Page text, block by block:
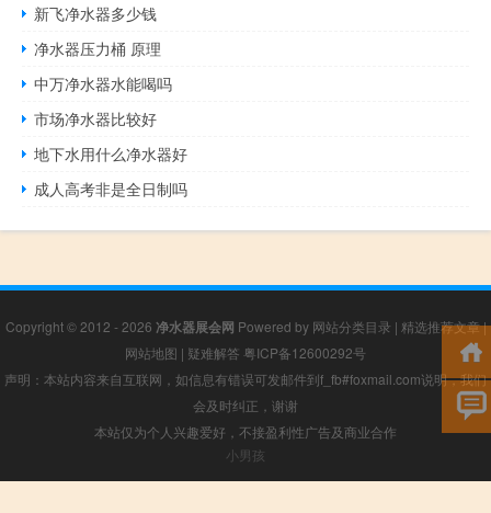
新飞净水器多少钱
净水器压力桶 原理
中万净水器水能喝吗
市场净水器比较好
地下水用什么净水器好
成人高考非是全日制吗
Copyright © 2012 - 2026 净水器展会网 Powered by 网站分类目录 | 精选推荐文章|
网站地图 | 疑难解答 粤ICP备12600292号
声明：本站内容来自互联网，如信息有错误可发邮件到f_fb#foxmail.com说明，我们
会及时纠正，谢谢
本站仅为个人兴趣爱好，不接盈利性广告及商业合作
小男孩